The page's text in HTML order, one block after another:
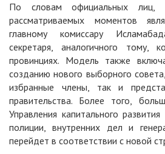
По словам официальных лиц,
рассматриваемых моментов
главному комиссару
секретаря, аналогичного тому,
провинциях. Модель также
созданию нового выборного
избранные члены, так и
правительства. Более того,
Управления капитального
полиции, внутренних дел и
перейдет в соответствии с новой